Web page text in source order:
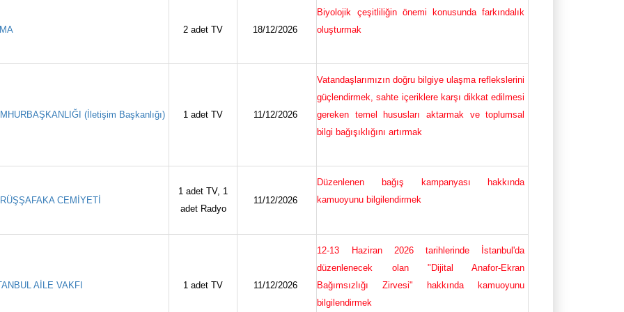
2 adet TV 18/12/2026
Biyolojik çeşitliliğin önemi konusunda farkındalık
oluşturmak
(İletişim Başkanlığı) 1 adet TV 11/12/2026
Vatandaşlarımızın doğru bilgiye ulaşma reflekslerini
güçlendirmek, sahte içeriklere karşı dikkat edilmesi
gereken temel hususları aktarmak ve toplumsal
bilgi bağışıklığını artırmak
CEMİYETİ
1 adet TV, 1
adet Radyo
11/12/2026
Düzenlenen bağış kampanyası hakkında
kamuoyunu bilgilendirmek
AİLE VAKFI 1 adet TV 11/12/2026
12-13 Haziran 2026 tarihlerinde İstanbul'da
düzenlenecek olan "Dijital Anafor-Ekran
Bağımsızlığı Zirvesi" hakkında kamuoyunu
bilgilendirmek